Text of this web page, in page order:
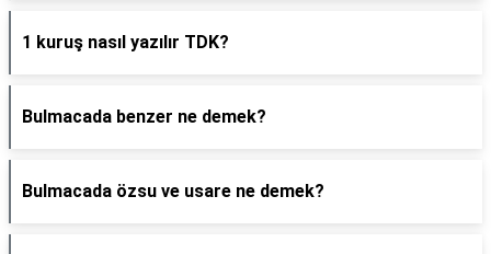
1 kuruş nasıl yazılır TDK?
Bulmacada benzer ne demek?
Bulmacada özsu ve usare ne demek?